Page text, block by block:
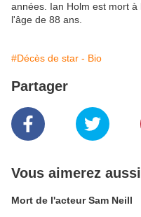
années. Ian Holm est mort
l'âge de 88 ans.
#Décès de star - Bio
Partager
Vous aimerez aussi
Mort de l'acteur Sam Neill